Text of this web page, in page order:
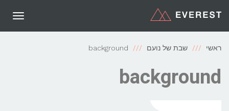
ראשי שבת של נועם background
background